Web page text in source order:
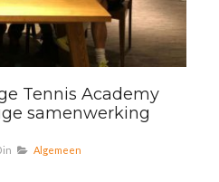
Tennis Academy
samenwerking
in Algemeen